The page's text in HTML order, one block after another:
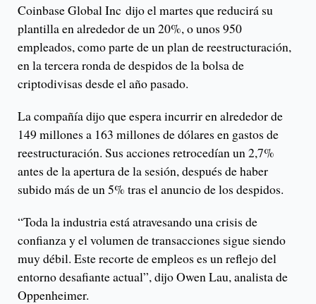
Coinbase Global Inc dijo el martes que reducirá su
plantilla en alrededor de un 20%, o unos 950
empleados, como parte de un plan de reestructuración,
en la tercera ronda de despidos de la bolsa de
criptodivisas desde el año pasado.
La compañía dijo que espera incurrir en alrededor de
149 millones a 163 millones de dólares en gastos de
reestructuración. Sus acciones retrocedían un 2,7%
antes de la apertura de la sesión, después de haber
subido más de un 5% tras el anuncio de los despidos.
“Toda la industria está atravesando una crisis de
confianza y el volumen de transacciones sigue siendo
muy débil. Este recorte de empleos es un reflejo del
entorno desafiante actual”, dijo Owen Lau, analista de
Oppenheimer.